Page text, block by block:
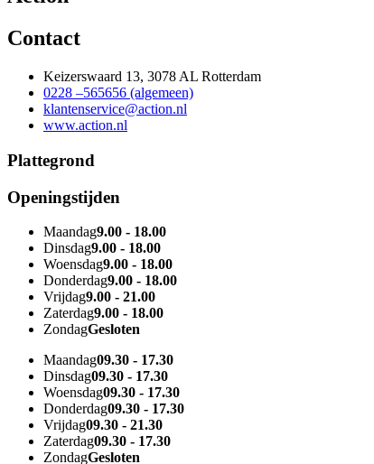
Contact
Keizerswaard 13, 3078 AL Rotterdam
0228 –565656 (algemeen)
klantenservice@action.nl
www.action.nl
Plattegrond
Openingstijden
Maandag9.00 - 18.00
Dinsdag9.00 - 18.00
Woensdag9.00 - 18.00
Donderdag9.00 - 18.00
Vrijdag9.00 - 21.00
Zaterdag9.00 - 18.00
ZondagGesloten
Maandag09.30 - 17.30
Dinsdag09.30 - 17.30
Woensdag09.30 - 17.30
Donderdag09.30 - 17.30
Vrijdag09.30 - 21.30
Zaterdag09.30 - 17.30
ZondagGesloten